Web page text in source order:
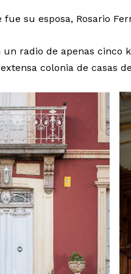
su esposa, Rosario
un radio de apenas
colonia de casas